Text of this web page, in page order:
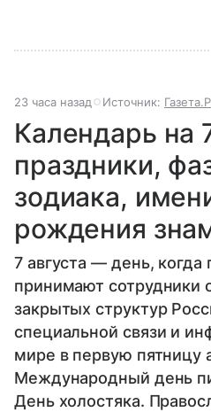
23 часа назад Источник:
Календарь на
праздники,
зодиака,
рождения
7 августа — день, когда
принимают сотрудники
закрытых структур
специальной связи и
мире в первую пятницу
Международный день
День холостяка.